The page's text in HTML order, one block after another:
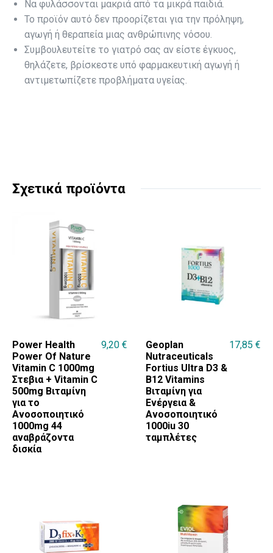
Να φυλάσσονται μακριά από τα μικρά παιδιά.
Το προϊόν αυτό δεν προορίζεται για την πρόληψη,
αγωγή ή θεραπεία μιας ανθρώπινης νόσου.
Συμβουλευτείτε το γιατρό σας αν είστε έγκυος,
θηλάζετε, βρίσκεστε υπό φαρμακευτική αγωγή ή
αντιμετωπίζετε προβλήματα υγείας.
Σχετικά προϊόντα
Power Health
Power Of Nature
Vitamin C 1000mg
Στεβια + Vitamin C
500mg Βιταμίνη
για το
Ανοσοποιητικό
1000mg 44
αναβράζοντα
δισκία
9,20 €
Geoplan
Nutraceuticals
Fortius Ultra D3 &
B12 Vitamins
Βιταμίνη για
Ενέργεια &
Ανοσοποιητικό
1000iu 30
ταμπλέτες
17,85 €